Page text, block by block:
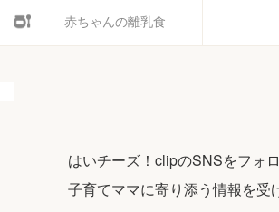
赤ちゃんの離乳食
はいチーズ！clipのSNSをフォロ
子育てママに寄り添う情報を受